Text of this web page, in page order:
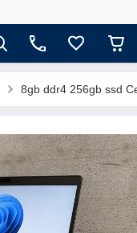
8gb ddr4 256gb ssd